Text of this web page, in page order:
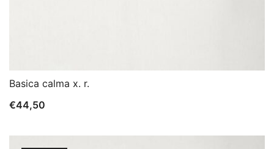
Basica calma x. r.
€44,50